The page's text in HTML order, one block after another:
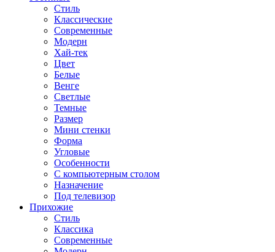
Стиль
Классические
Современные
Модерн
Хай-тек
Цвет
Белые
Венге
Светлые
Темные
Размер
Мини стенки
Форма
Угловые
Особенности
С компьютерным столом
Назначение
Под телевизор
Прихожие
Стиль
Классика
Современные